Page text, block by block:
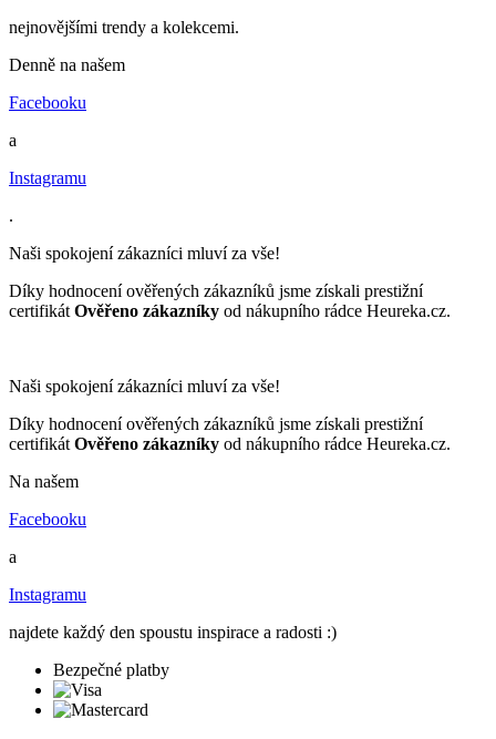
nejnovějšími trendy a kolekcemi.
Denně na našem
Facebooku
a
Instagramu
.
Naši spokojení zákazníci mluví za vše!
Díky hodnocení ověřených zákazníků jsme získali prestižní
certifikát Ověřeno zákazníky od nákupního rádce Heureka.cz.
Naši spokojení zákazníci mluví za vše!
Díky hodnocení ověřených zákazníků jsme získali prestižní
certifikát Ověřeno zákazníky od nákupního rádce Heureka.cz.
Na našem
Facebooku
a
Instagramu
najdete každý den spoustu inspirace a radosti :)
Bezpečné platby